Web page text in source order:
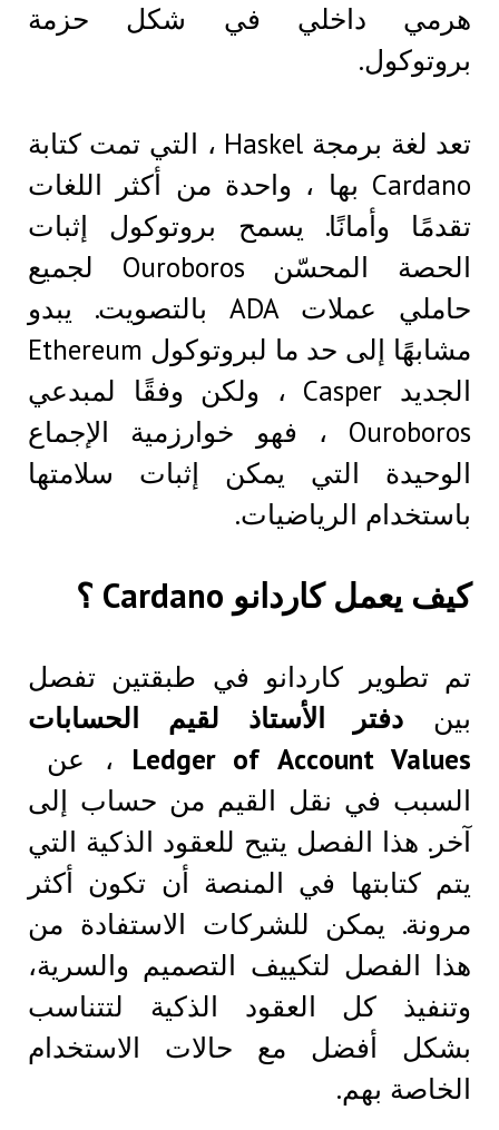
هرمي داخلي في شكل حزمة
بروتوكول.
تعد لغة برمجة Haskel ، التي تمت كتابة
Cardano بها ، واحدة من أكثر اللغات
تقدمًا وأمانًا. يسمح بروتوكول إثبات
الحصة المحسّن Ouroboros لجميع
حاملي عملات ADA بالتصويت. يبدو
مشابهًا إلى حد ما لبروتوكول Ethereum
الجديد Casper ، ولكن وفقًا لمبدعي
Ouroboros ، فهو خوارزمية الإجماع
الوحيدة التي يمكن إثبات سلامتها
باستخدام الرياضيات.
كيف يعمل كاردانو Cardano ؟
تم تطوير كاردانو في طبقتين تفصل
بين دفتر الأستاذ لقيم الحسابات
Ledger of Account Values ، عن
السبب في نقل القيم من حساب إلى
آخر. هذا الفصل يتيح للعقود الذكية التي
يتم كتابتها في المنصة أن تكون أكثر
مرونة. يمكن للشركات الاستفادة من
هذا الفصل لتكييف التصميم والسرية،
وتنفيذ كل العقود الذكية لتتناسب
بشكل أفضل مع حالات الاستخدام
الخاصة بهم.